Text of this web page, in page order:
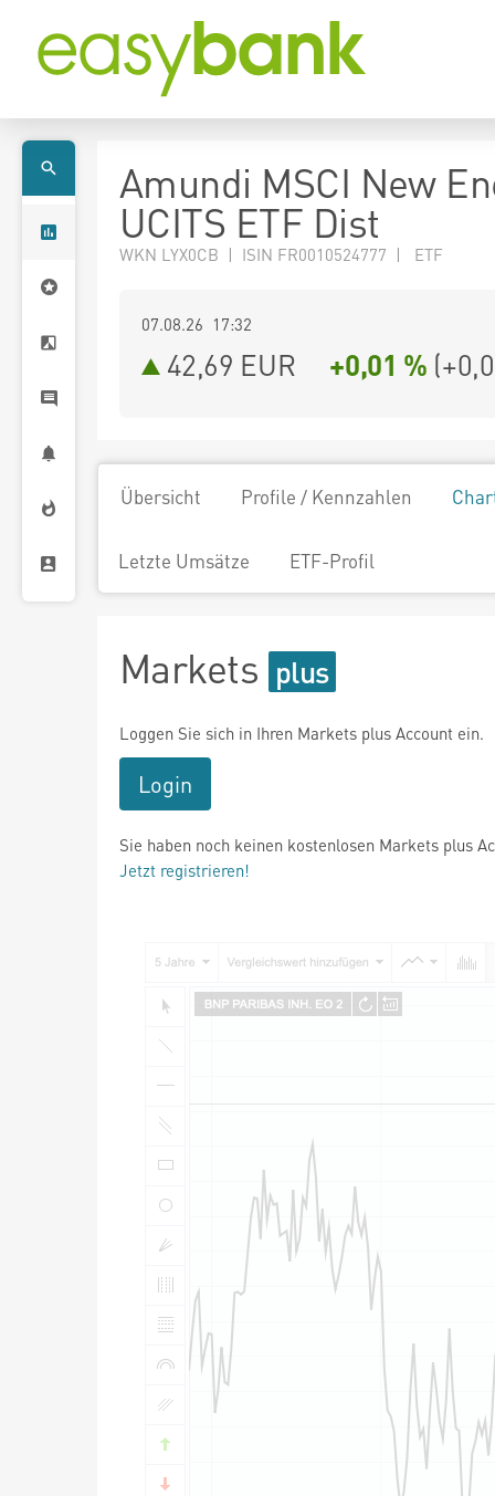
Amundi MSCI New
UCITS ETF Dist
WKN LYX0CB | ISIN FR0010524777 | ETF
07.08.26 17:32
42,69 EUR +0,01 % (
Übersicht Profile / Kennzahlen
Letzte Umsätze ETF-Profil
Markets
Loggen Sie sich in Ihren Markets plus Account ein.
Login
Sie haben noch keinen kostenlosen Markets plus
Jetzt registrieren!